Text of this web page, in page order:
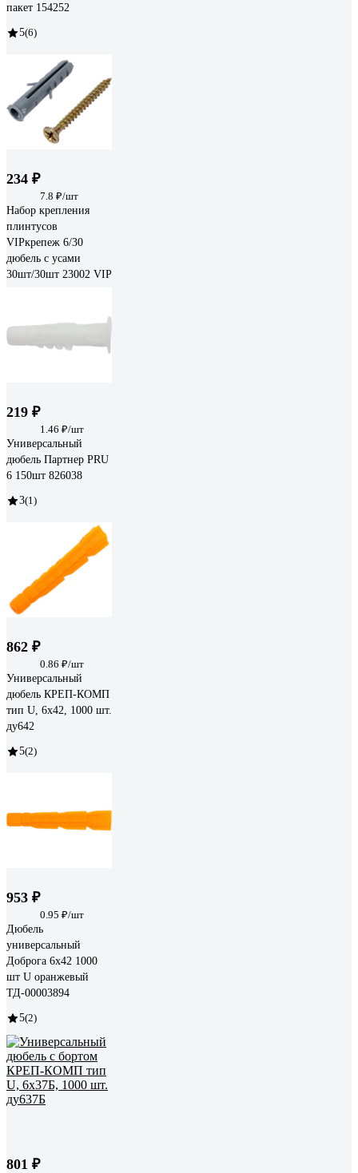
пакет 154252
5(6)
234 ₽
7.8 ₽/шт
Набор крепления
плинтусов
VIPкрепеж 6/30
дюбель с усами
30шт/30шт 23002 VIP
219 ₽
1.46 ₽/шт
Универсальный
дюбель Партнер PRU
6 150шт 826038
3(1)
862 ₽
0.86 ₽/шт
Универсальный
дюбель КРЕП-КОМП
тип U, 6x42, 1000 шт.
ду642
5(2)
953 ₽
0.95 ₽/шт
Дюбель
универсальный
Доброга 6x42 1000
шт U оранжевый
ТД-00003894
5(2)
801 ₽